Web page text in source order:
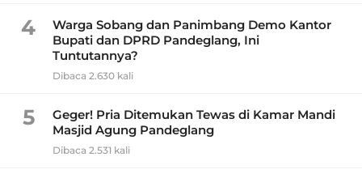
4
Warga Sobang dan Panimbang Demo Kantor
Bupati dan DPRD Pandeglang, Ini
Tuntutannya?
Dibaca 2.630 kali
5
Geger! Pria Ditemukan Tewas di Kamar Mandi
Masjid Agung Pandeglang
Dibaca 2.531 kali